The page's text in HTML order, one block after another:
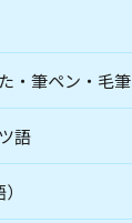
・筆ペン・毛筆
語